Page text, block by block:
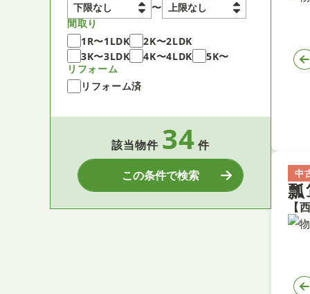
〜
間取り
1R〜1LDK
2K〜2LDK
3K〜3LDK
4K〜4LDK
5K〜
リフォーム
リフォーム済
該当物件 34 件
この条件で検索
中